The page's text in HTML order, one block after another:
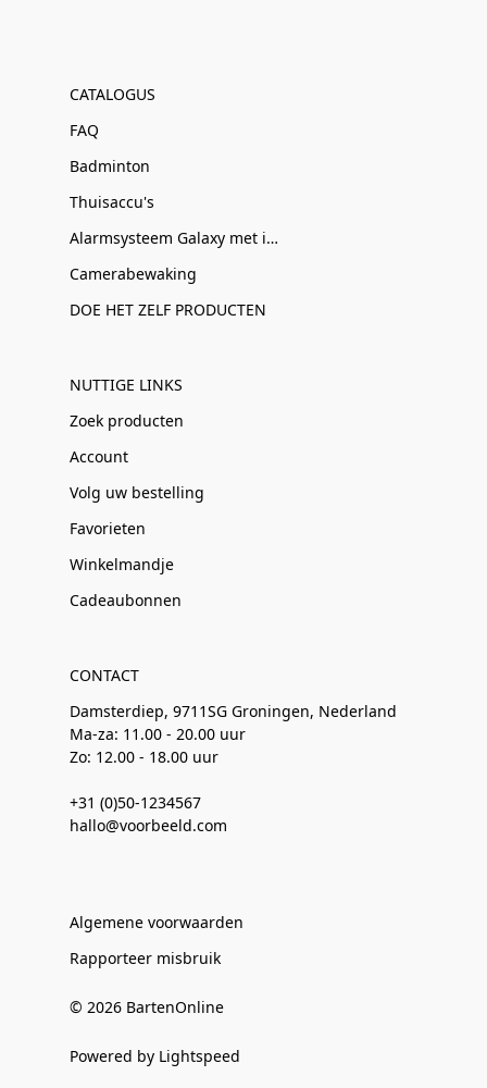
CATALOGUS
FAQ
Badminton
Thuisaccu's
Alarmsysteem Galaxy met installatie
Camerabewaking
DOE HET ZELF PRODUCTEN
NUTTIGE LINKS
Zoek producten
Account
Volg uw bestelling
Favorieten
Winkelmandje
Cadeaubonnen
CONTACT
Damsterdiep, 9711SG Groningen, Nederland
Ma-za: 11.00 - 20.00 uur
Zo: 12.00 - 18.00 uur
+31 (0)50-1234567
hallo@voorbeeld.com
Algemene voorwaarden
Rapporteer misbruik
© 2026 BartenOnline
Powered by Lightspeed